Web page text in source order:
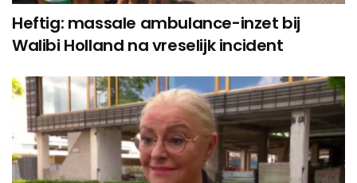
Heftig: massale ambulance-inzet bij
Walibi Holland na vreselijk incident